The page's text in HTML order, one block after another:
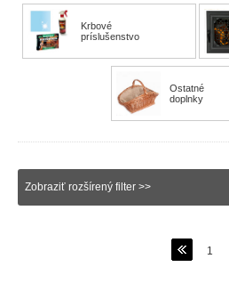
Krbové
príslušenstvo
Ostatné
doplnky
Zobraziť rozšírený filter >>
1